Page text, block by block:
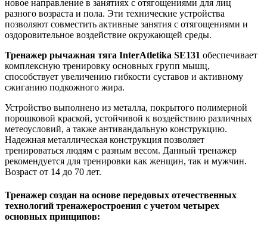
новое направление в занятиях с отягощениями для лиц
разного возраста и пола. Эти технические устройства
позволяют совместить активные занятия с отягощениями и
оздоровительное воздействие окружающей среды.
Тренажер рычажная тяга InterAtletika SE131 обеспечивает
комплексную тренировку основных групп мышц,
способствует увеличению гибкости суставов и активному
сжиганию подкожного жира.
Устройство выполнено из металла, покрытого полимерной
порошковой краской, устойчивой к воздействию различных
метеоусловий, а также антивандальную конструкцию.
Надежная металлическая конструкция позволяет
тренироваться людям с разным весом. Данный тренажер
рекомендуется для тренировки как женщин, так и мужчин.
Возраст от 14 до 70 лет.
Тренажер создан на основе передовых отечественных
технологий тренажеростроения с учетом четырех
основных принципов: